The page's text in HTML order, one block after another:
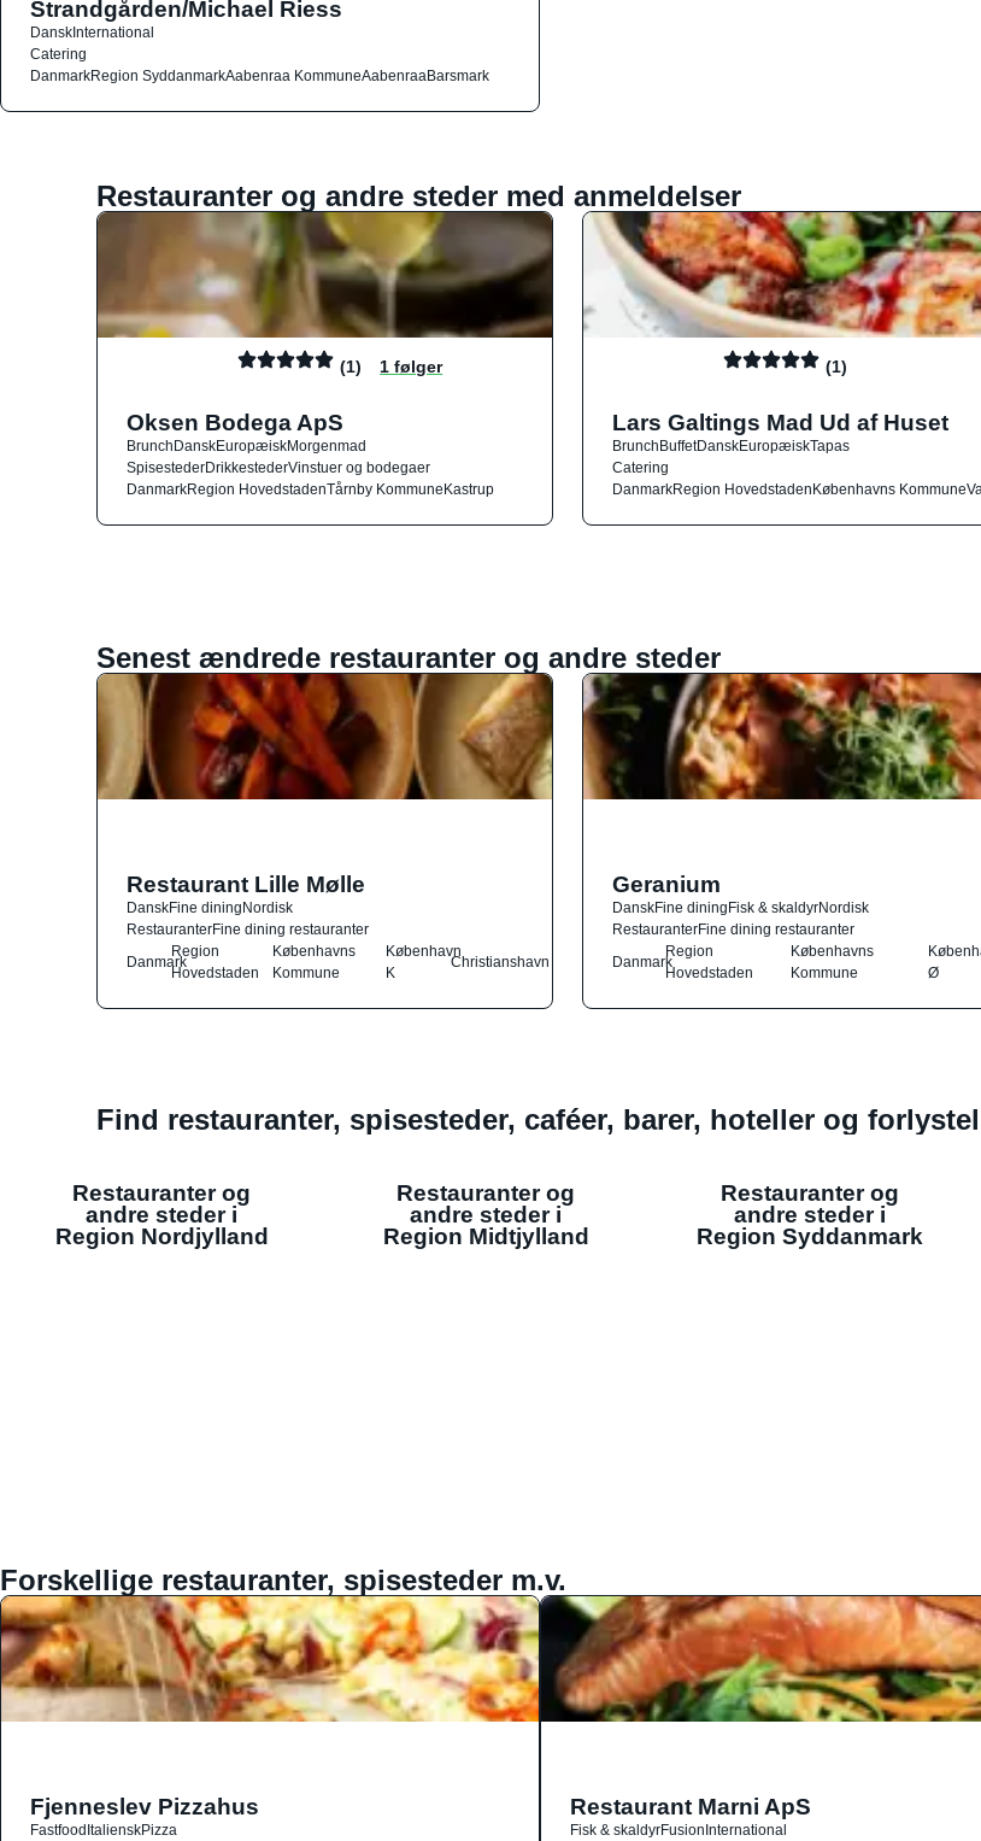
Strandgården/Michael Riess
DanskInternational
Catering
DanmarkRegion SyddanmarkAabenraa KommuneAabenraaBarsmark
Restauranter og andre steder med anmeldelser
(1) 1 følger
Oksen Bodega ApS
BrunchDanskEuropæiskMorgenmad
SpisestederDrikkestederVinstuer og bodegaer
DanmarkRegion HovedstadenTårnby KommuneKastrup
(1)
Lars Galtings Mad Ud af Huset
BrunchBuffetDanskEuropæiskTapas
Catering
DanmarkRegion HovedstadenKøbenhavns Kommune
Senest ændrede restauranter og andre steder
Restaurant Lille Mølle
DanskFine diningNordisk
RestauranterFine dining restauranter
Danmark
Region
Hovedstaden
Københavns
Kommune
København
K
Christianshavn
Geranium
DanskFine diningFisk & skaldyrNordisk
RestauranterFine dining restauranter
Danmark
Region
Hovedstaden
Københavns
Kommune
Ø
Find restauranter, spisesteder, caféer, barer, hoteller og
Restauranter og
andre steder i
Region Nordjylland
Restauranter og
andre steder i
Region Midtjylland
Restauranter og
andre steder i
Region Syddanmark
Forskellige restauranter, spisesteder m.v.
Fjenneslev Pizzahus
FastfoodItalienskPizza
Restaurant Marni ApS
Fisk & skaldyrFusionInternational